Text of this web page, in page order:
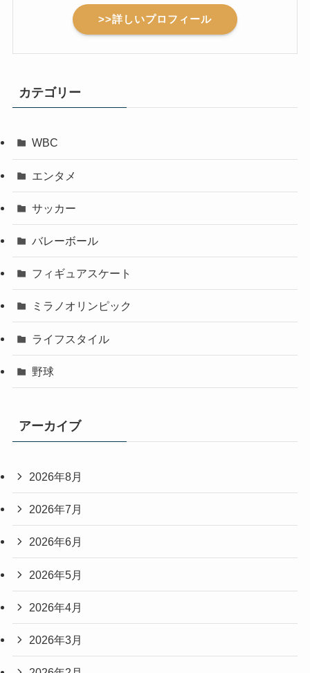
>>詳しいプロフィール
カテゴリー
WBC
エンタメ
サッカー
バレーボール
フィギュアスケート
ミラノオリンピック
ライフスタイル
野球
アーカイブ
2026年8月
2026年7月
2026年6月
2026年5月
2026年4月
2026年3月